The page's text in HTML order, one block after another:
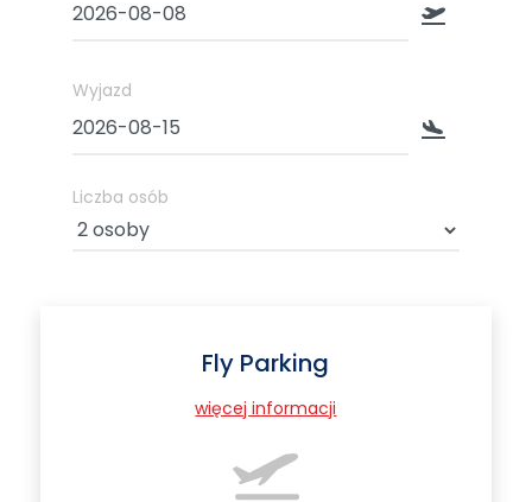
Wyjazd
Liczba osób
Fly Parking
więcej informacji